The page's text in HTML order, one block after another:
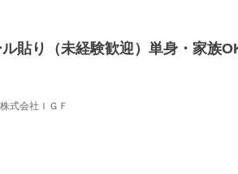
貼り（未経験歓迎）単身・家族
式会社ＩＧＦ